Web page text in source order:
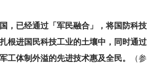
，已经通过「军民融合」，将国防科技
根进国民科技工业的土壤中，同时通过
工体制外溢的先进技术惠及全民。
（参